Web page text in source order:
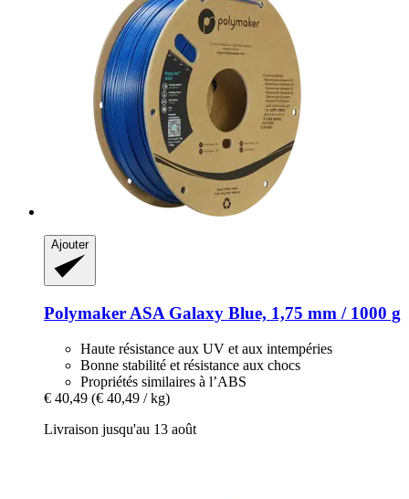
Ajouter
Polymaker ASA Galaxy Blue, 1,75 mm / 1000 g
Haute résistance aux UV et aux intempéries
Bonne stabilité et résistance aux chocs
Propriétés similaires à l’ABS
€ 40,49 (€ 40,49 / kg)
Livraison jusqu'au 13 août